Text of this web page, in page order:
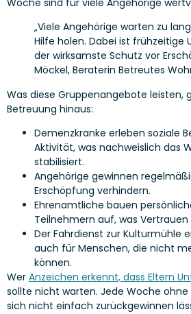
„Viele Angehörige warten zu
Hilfe holen. Dabei ist frühzeitige
der wirksamste Schutz vor
Möckel, Beraterin Betreutes
Was diese Gruppenangebote leisten,
Betreuung hinaus:
Demenzkranke erleben soziale
Aktivität, was nachweislich das
stabilisiert.
Angehörige gewinnen
Erschöpfung verhindern.
Ehrenamtliche bauen
Teilnehmern auf, was
Der Fahrdienst zur Kulturmühle
auch für Menschen, die nicht
können.
Wer Anzeichen erkennt, dass Eltern
sollte nicht warten. Jede Woche ohne
sich nicht einfach zurückgewinnen